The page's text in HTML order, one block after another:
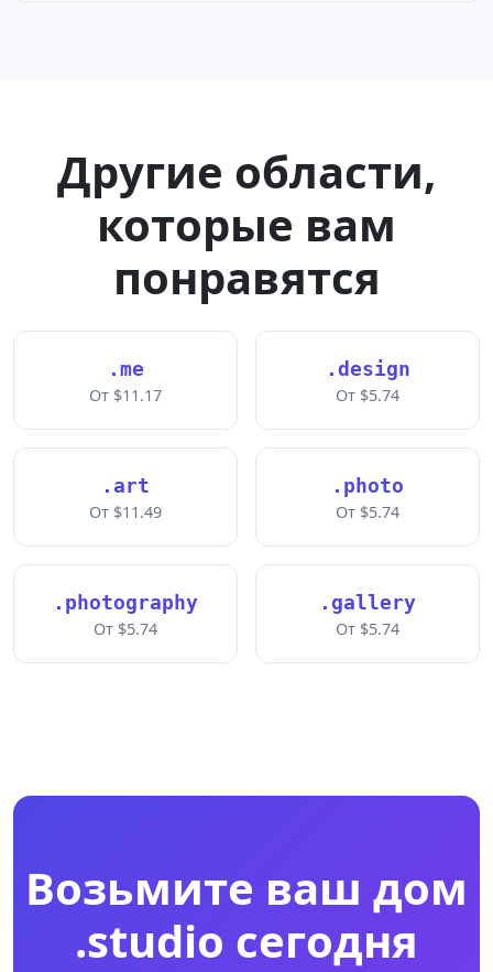
Другие области,
которые вам
понравятся
.me
От $11.17
.design
От $5.74
.art
От $11.49
.photo
От $5.74
.photography
От $5.74
.gallery
От $5.74
Возьмите ваш дом
.studio сегодня